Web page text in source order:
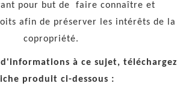
pour but de faire connaître et
afin de préserver les intérêts de la
copropriété.
à ce sujet, téléchargez
produit ci-dessous :